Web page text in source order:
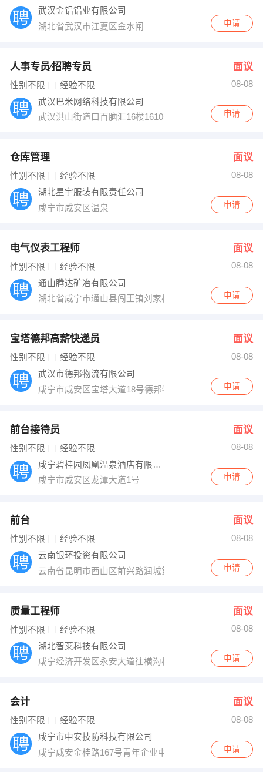
武汉金铝铝业有限公司
湖北省武汉市江夏区金水闸
申请
人事专员∕招聘专员 面议
性别不限 经验不限
08-08
武汉巴米网络科技有限公司
武汉洪山街道口百脑汇16楼1610号
申请
仓库管理 面议
性别不限 经验不限
08-08
湖北星宇服装有限责任公司
咸宁市咸安区温泉
申请
电气仪表工程师 面议
性别不限 经验不限
08-08
通山腾达矿冶有限公司
湖北省咸宁市通山县闯王镇刘家桥
申请
宝塔德邦高薪快递员 面议
性别不限 经验不限
08-08
武汉市德邦物流有限公司
咸宁市咸安区宝塔大道18号德邦物流
申请
前台接待员 面议
性别不限 经验不限
08-08
咸宁碧桂园凤凰温泉酒店有限公司
咸宁市咸安区龙潭大道1号
申请
前台 面议
性别不限 经验不限
08-08
云南银环投资有限公司
云南省昆明市西山区前兴路润城第五大道8栋923号
申请
质量工程师 面议
性别不限 经验不限
08-08
湖北智莱科技有限公司
咸宁经济开发区永安大道往横沟桥方向与咸通高速交接处
申请
会计 面议
性别不限 经验不限
08-08
咸宁市中安技防科技有限公司
咸宁咸安金桂路167号青年企业中心
申请